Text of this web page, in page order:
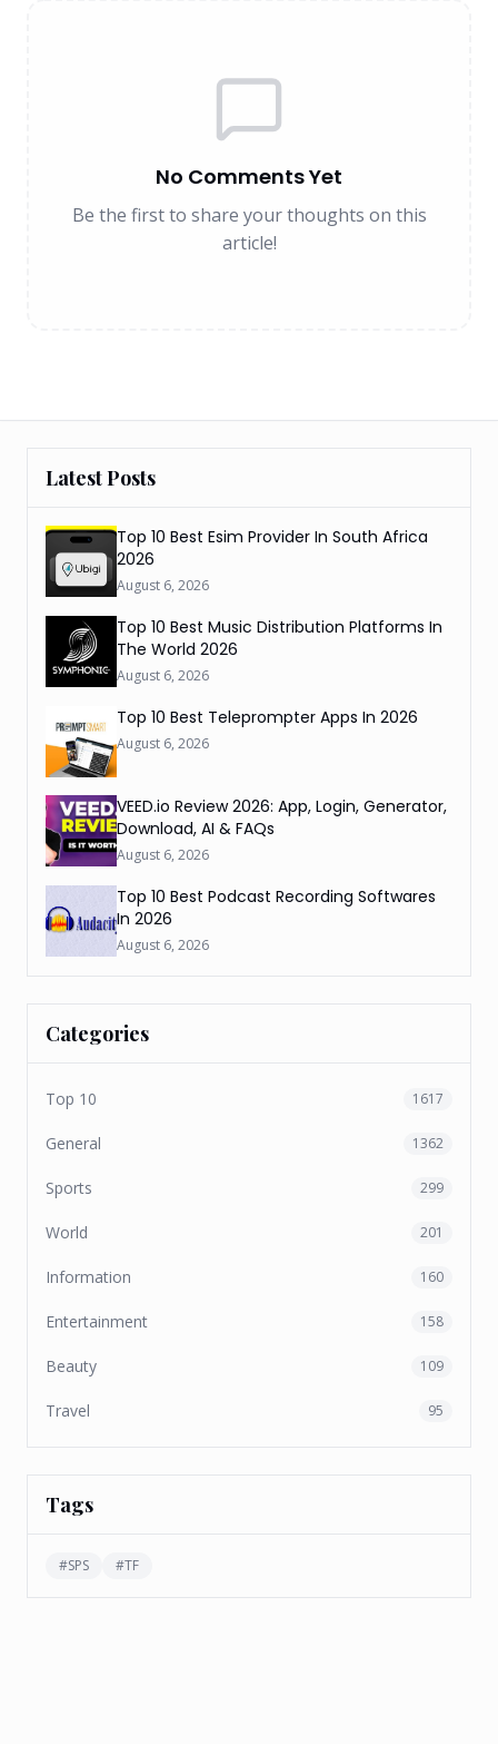
No Comments Yet
Be the first to share your thoughts on this
article!
Latest Posts
Top 10 Best Esim Provider In South Africa
2026
August 6, 2026
Top 10 Best Music Distribution Platforms In
The World 2026
August 6, 2026
Top 10 Best Teleprompter Apps In 2026
August 6, 2026
VEED.io Review 2026: App, Login, Generator,
Download, AI & FAQs
August 6, 2026
Top 10 Best Podcast Recording Softwares
In 2026
August 6, 2026
Categories
Top 10 1617
General 1362
Sports 299
World 201
Information 160
Entertainment 158
Beauty 109
Travel 95
Tags
#SPS #TF